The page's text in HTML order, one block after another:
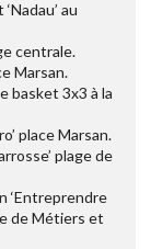
au
centrale.
Marsan.
basket 3x3 à la
place Marsan.
plage de
‘Entreprendre
de Métiers et